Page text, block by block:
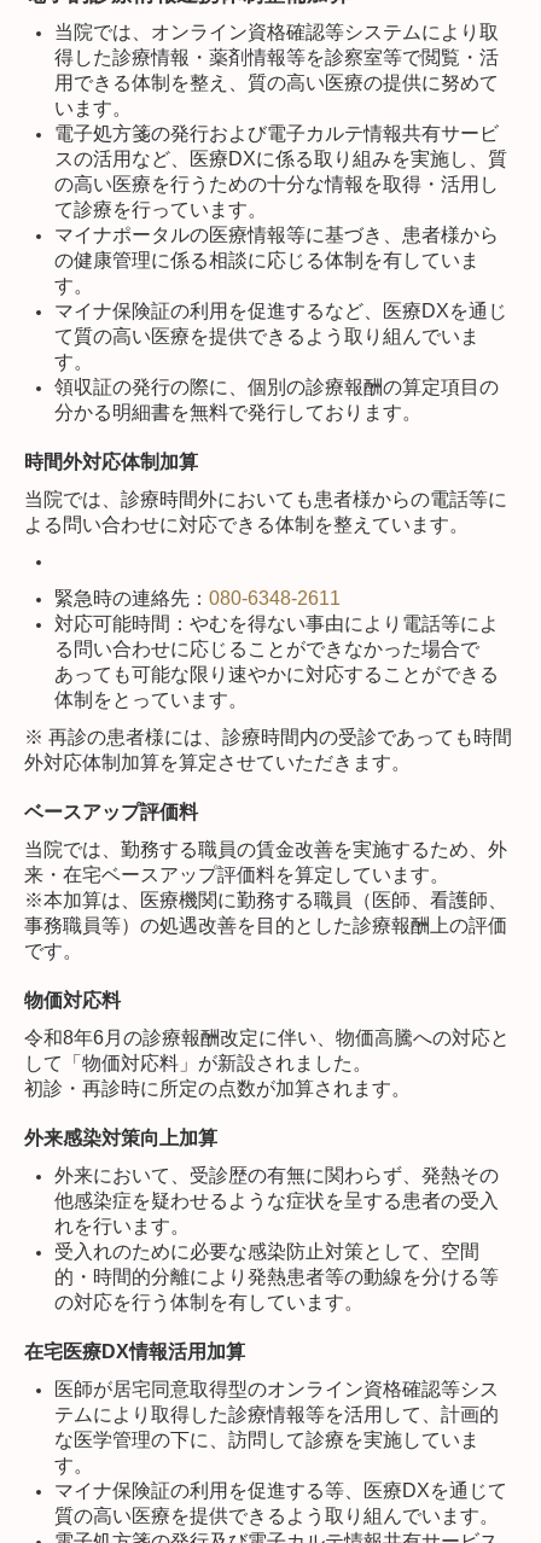
当院では、オンライン資格確認等システムにより取
得した診療情報・薬剤情報等を診察室等で閲覧・活
用できる体制を整え、質の高い医療の提供に努めて
います。
電子処方箋の発行および電子カルテ情報共有サービ
スの活用など、医療DXに係る取り組みを実施し、質
の高い医療を行うための十分な情報を取得・活用し
て診療を行っています。
マイナポータルの医療情報等に基づき、患者様から
の健康管理に係る相談に応じる体制を有していま
す。
マイナ保険証の利用を促進するなど、医療DXを通じ
て質の高い医療を提供できるよう取り組んでいま
す。
領収証の発行の際に、個別の診療報酬の算定項目の
分かる明細書を無料で発行しております。
時間外対応体制加算
当院では、診療時間外においても患者様からの電話等に
よる問い合わせに対応できる体制を整えています。
緊急時の連絡先： 080-6348-2611
対応可能時間： やむを得ない事由により電話等によ
る問い合わせに応じることができなかった場合で
あっても可能な限り速やかに対応することができる
体制をとっています。
※ 再診の患者様には、診療時間内の受診であっても時間
外対応体制加算を算定させていただきます。
ベースアップ評価料
当院では、勤務する職員の賃金改善を実施するため、外
来・在宅ベースアップ評価料を算定しています。
※本加算は、医療機関に勤務する職員（医師、看護師、
事務職員等）の処遇改善を目的とした診療報酬上の評価
です。
物価対応料
令和8年6月の診療報酬改定に伴い、物価高騰への対応と
して「物価対応料」が新設されました。
初診・再診時に所定の点数が加算されます。
外来感染対策向上加算
外来において、受診歴の有無に関わらず、発熱その
他感染症を疑わせるような症状を呈する患者の受入
れを行います。
受入れのために必要な感染防止対策として、空間
的・時間的分離により発熱患者等の動線を分ける等
の対応を行う体制を有しています。
在宅医療DX情報活用加算
医師が居宅同意取得型のオンライン資格確認等シス
テムにより取得した診療情報等を活用して、計画的
な医学管理の下に、訪問して診療を実施していま
す。
マイナ保険証の利用を促進する等、医療DXを通じて
質の高い医療を提供できるよう取り組んでいます。